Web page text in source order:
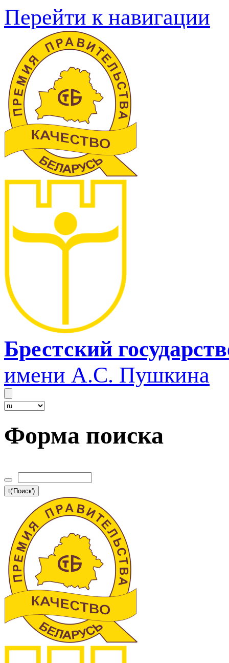
Перейти к навигации
Брестский
имени А.С. Пушкина
Форма поиска
t('Поиск')